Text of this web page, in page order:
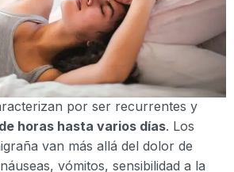
por ser recurrentes y
horas hasta varios días. Los
van más allá del dolor de
vómitos, sensibilidad a la